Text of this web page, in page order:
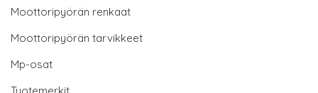
Moottoripyörän renkaat
Moottoripyörän tarvikkeet
Mp-osat